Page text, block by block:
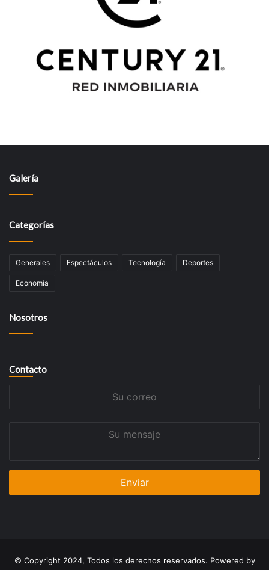
Galería
Categorías
Generales Espectáculos Tecnologí­a Deportes
Economía
Nosotros
Contacto
© Copyright 2024, Todos los derechos reservados. Powered by